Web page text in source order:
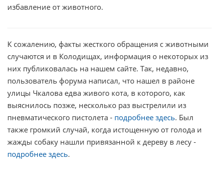
избавление от животного.
К сожалению, факты жесткого обращения с животными
случаются и в Колодищах, информация о некоторых из
них публиковалась на нашем сайте. Так, недавно,
пользователь форума написал, что нашел в районе
улицы Чкалова едва живого кота, в которого, как
выяснилось позже, несколько раз выстрелили из
пневматического пистолета - подробнее здесь. Был
также громкий случай, когда истощенную от голода и
жажды собаку нашли привязанной к дереву в лесу -
подробнее здесь.